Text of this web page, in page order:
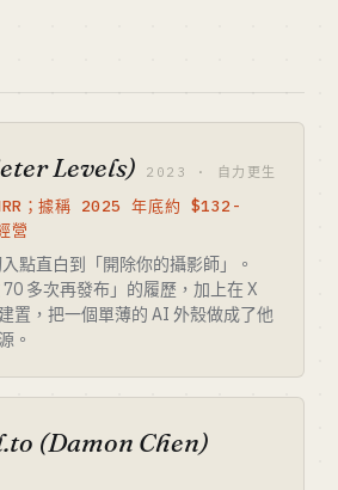
Levels) 2023 · 自力更生
；據稱 2025 年底約 $132-
營
點直白到「開除你的攝影師」。
多次再發布」的履歷，加上在 X
置，把一個單薄的 AI 外殼做成了他
。
(Damon Chen)